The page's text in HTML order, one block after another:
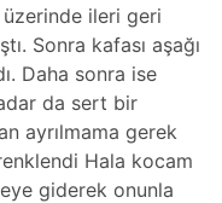
üzerinde ileri geri
Sonra kafası aşağı
Daha sonra ise
da sert bir
ayrılmama gerek
Hala kocam
giderek onunla